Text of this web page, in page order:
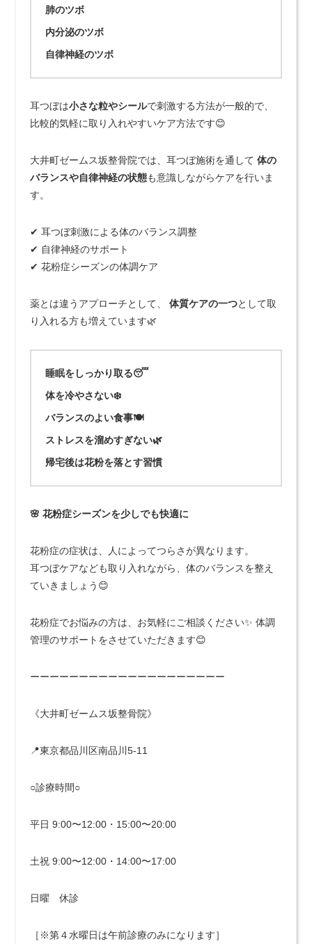
肺のツボ
内分泌のツボ
自律神経のツボ
耳つぼは小さな粒やシールで刺激する方法が一般的で、
比較的気軽に取り入れやすいケア方法です😊
大井町ゼームス坂整骨院では、耳つぼ施術を通して体の
バランスや自律神経の状態も意識しながらケアを行いま
す。
✔ 耳つぼ刺激による体のバランス調整
✔ 自律神経のサポート
✔ 花粉症シーズンの体調ケア
薬とは違うアプローチとして、体質ケアの一つとして取
り入れる方も増えています🌿
睡眠をしっかり取る😴
体を冷やさない❄️
バランスのよい食事🍽
ストレスを溜めすぎない🌿
帰宅後は花粉を落とす習慣
🌸 花粉症シーズンを少しでも快適に
花粉症の症状は、人によってつらさが異なります。
耳つぼケアなども取り入れながら、体のバランスを整え
ていきましょう😊
花粉症でお悩みの方は、お気軽にご相談ください✨ 体調
管理のサポートをさせていただきます😊
ーーーーーーーーーーーーーーーーーーーー
《大井町ゼームス坂整骨院》
📍東京都品川区南品川5-11
○診療時間○
平日 9:00〜12:00・15:00〜20:00
土祝 9:00〜12:00・14:00〜17:00
日曜 休診
［※第４水曜日は午前診療のみになります］